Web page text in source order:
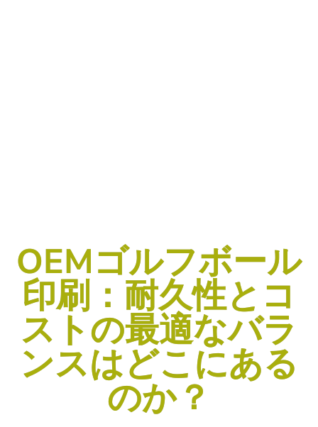
OEMゴルフボール
印刷：耐久性とコ
ストの最適なバラ
ンスはどこにある
のか？